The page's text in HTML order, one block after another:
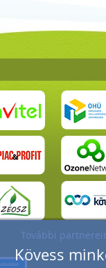
Kövess
További